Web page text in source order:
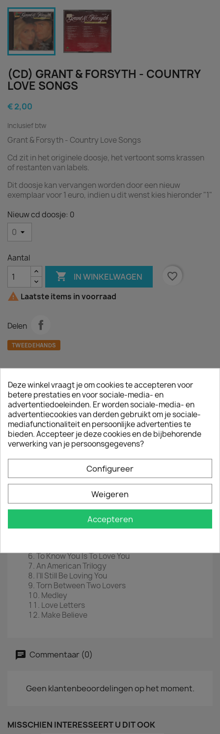
(CD) GRANT & FORSYTH - COUNTRY
LOVE SONGS
€ 2,00
Inclusief btw
Grant & Forsyth - Country Love Songs
Cd zit in het originele doosje, het vertoont soms krassen
of restanten van labels.
Dit doosje kan vervangen worden door een nieuw
exemplaar voor 1 euro, indien u dit wenst kies hieronder "1"
Nieuw cd doosje: 0
Aantal
 IN WINKELWAGEN
favorite_border
 Laatste items in voorraad
Delen
TWEEDEHANDS
Omschrijving Productdetails
Grant & Forsyth - Country Love Songs
jaar :1990
Catalog :DNCD 1229
tweedehands
Sometimes When We Touch
Somewhere Between
Always On My Mind
To Know You Is To Love You
An American Trilogy
I'll Still Be Loving You
Torn Between Two Lovers
Medley
Love Letters
Make Believe
Commentaar (0)
Geen klantenbeoordelingen op het moment.
MISSCHIEN INTERESSEERT U DIT OOK
Deze winkel vraagt je om cookies te accepteren voor
betere prestaties en voor sociale-media- en
advertentiedoeleinden. Er worden sociale-media- en
advertentiecookies van derden gebruikt om je sociale-
mediafunctionaliteit en persoonlijke advertenties te
bieden. Accepteer je deze cookies en de bijbehorende
verwerking van je persoonsgegevens?
Configureer
Weigeren
Accepteren